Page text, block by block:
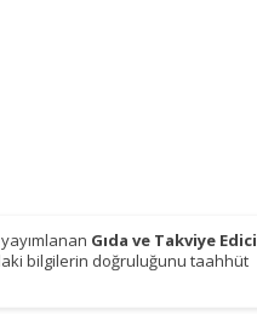
Gıda ve Takviye Edici
bilgilerin doğruluğunu taahhüt